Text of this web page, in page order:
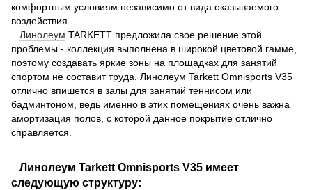
комфортным условиям независимо от вида оказываемого
воздействия.
Линолеум TARKETT предложила свое решение этой
проблемы - коллекция выполнена в широкой цветовой гамме,
поэтому создавать яркие зоны на площадках для занятий
спортом не составит труда. Линолеум Tarkett Omnisports V35
отлично впишется в залы для занятий теннисом или
бадминтоном, ведь именно в этих помещениях очень важна
амортизация полов, с которой данное покрытие отлично
справляется.
Линолеум Tarkett Omnisports V35 имеет
следующую структуру: